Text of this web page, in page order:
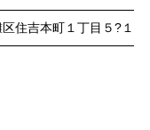
住吉本町１丁目５?１